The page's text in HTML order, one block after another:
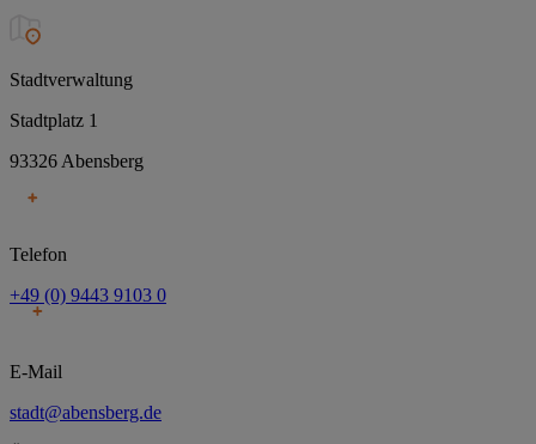
Stadtverwaltung
Stadtplatz 1
93326 Abensberg
Telefon
+49 (0) 9443 9103 0
E-Mail
stadt@abensberg.de